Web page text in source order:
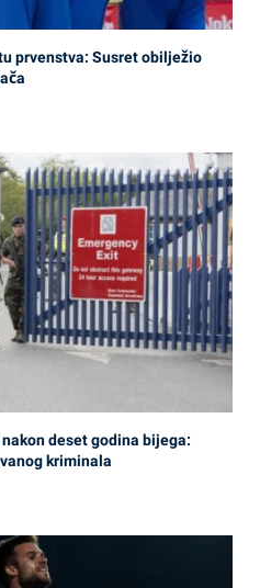
prvenstva: Susret obilježio
deset godina bijega:
kriminala